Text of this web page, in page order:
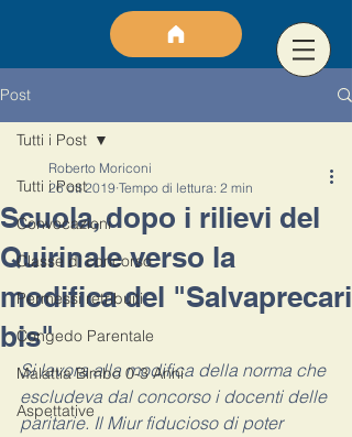
Post
Tutti i Post
Convocazioni
Classe di concorso
Permessi retribuiti
Congedo Parentale
Malattia Bimbo 0-3 Anni
Aspettative
Tutti i Post
Scuola, dopo i rilievi del
Quirinale verso la
modifica del "Salvaprecari
bis"
Roberto Moriconi
26 ott 2019 Tempo di lettura: 2 min
Si lavora alla modifica della norma che
escludeva dal concorso i docenti delle
paritarie. Il Miur fiducioso di poter